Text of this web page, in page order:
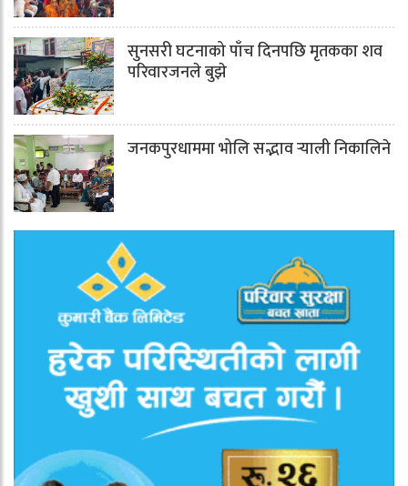
सुनसरी घटनाको पाँच दिनपछि मृतकका शव
परिवारजनले बुझे
जनकपुरधाममा भोलि सद्भाव र्‍याली निकालिने